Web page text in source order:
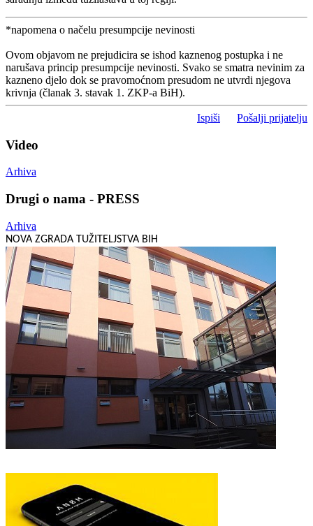
*napomena o načelu presumpcije nevinosti
Ovom objavom ne prejudicira se ishod kaznenog postupka i ne
narušava princip presumpcije nevinosti. Svako se smatra nevinim za
kazneno djelo dok se pravomoćnom presudom ne utvrdi njegova
krivnja (članak 3. stavak 1. ZKP-a BiH).
Ispiši Pošalji prijatelju
Video
Arhiva
Drugi o nama - PRESS
Arhiva
NOVA ZGRADA TUŽITELJSTVA BIH